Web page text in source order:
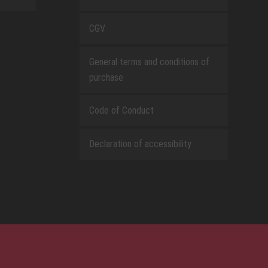
CGV
General terms and conditions of
purchase
Code of Conduct
Declaration of accessibility